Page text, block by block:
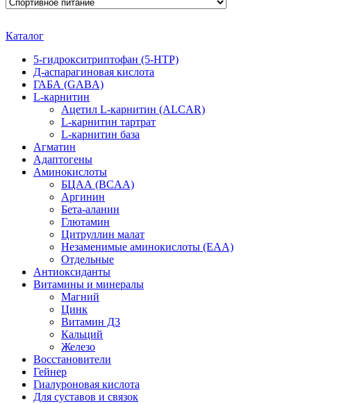
Каталог
5-гидрокситриптофан (5-HTP)
Д-аспарагиновая кислота
ГАБА (GABA)
L-карнитин
Ацетил L-карнитин (ALCAR)
L-карнитин тартрат
L-карнитин база
Агматин
Адаптогены
Аминокислоты
БЦАА (BCAA)
Аргинин
Бета-аланин
Глютамин
Цитруллин малат
Незаменимые аминокислоты (EAA)
Отдельные
Антиоксиданты
Витамины и минералы
Магний
Цинк
Витамин Д3
Кальций
Железо
Восстановители
Гейнер
Гиалуроновая кислота
Для суставов и связок